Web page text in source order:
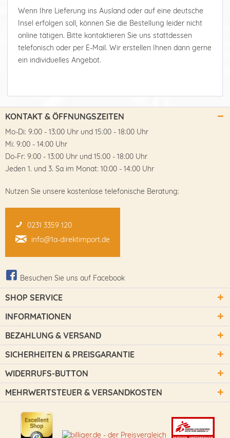
Wenn Ihre Lieferung ins Ausland oder auf eine deutsche
Insel erfolgen soll, können Sie die Bestellung leider nicht
online tätigen. Bitte kontaktieren Sie uns stattdessen
telefonisch oder per E-Mail. Wir erstellen Ihnen dann gerne
ein individuelles Angebot.
KONTAKT & ÖFFNUNGSZEITEN
Mo-Di: 9:00 - 13:00 Uhr und 15:00 - 18:00 Uhr
Mi: 9:00 - 14:00 Uhr
Do-Fr: 9:00 - 13:00 Uhr und 15:00 - 18:00 Uhr
Jeden 1. und 3. Sa im Monat: 10:00 - 14:00 Uhr
Nutzen Sie unsere kostenlose telefonische Beratung:
0231 3359 120
info@1a-direktimport.de
Besuchen Sie uns auf Facebook
SHOP SERVICE
INFORMATIONEN
BEZAHLUNG & VERSAND
SICHERHEITEN & PREISGARANTIE
WIDERRUFS-BUTTON
MEHRWERTSTEUER & VERSANDKOSTEN